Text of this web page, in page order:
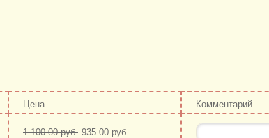
Цена Комментарий
1 100.00 руб 935.00 руб